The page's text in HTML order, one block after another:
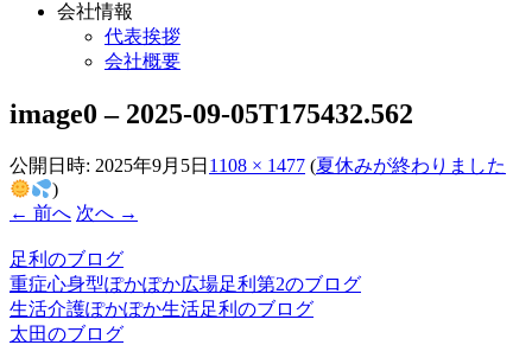
会社情報
代表挨拶
会社概要
image0 – 2025-09-05T175432.562
公開日時: 2025年9月5日 1108 × 1477 (夏休みが終わりました
)
← 前へ 次へ →
足利のブログ
重症心身型ぽかぽか広場足利第2のブログ
生活介護ぽかぽか生活足利のブログ
太田のブログ